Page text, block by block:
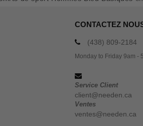
CONTACTEZ
(438) 809-2184
Monday to Friday 9am -
Service Client
client@needen.ca
Ventes
ventes@needen.ca